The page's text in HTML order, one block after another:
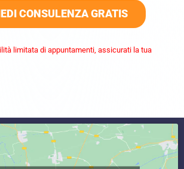
CONSULENZA GRATIS
limitata di appuntamenti, assicurati la tua